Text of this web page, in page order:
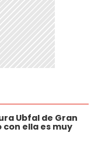
Ubfal de Gran
con ella es muy